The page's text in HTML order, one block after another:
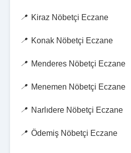
Kiraz Nöbetçi Eczane
Konak Nöbetçi Eczane
Menderes Nöbetçi Eczane
Menemen Nöbetçi Eczane
Narlıdere Nöbetçi Eczane
Ödemiş Nöbetçi Eczane